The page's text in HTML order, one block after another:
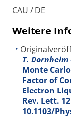
CAU / DE
Weitere
T.
Monte
Factor of
Electron
Rev. Lett.
10.1103/